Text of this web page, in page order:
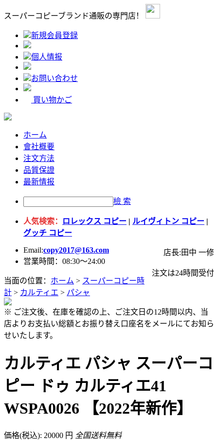
スーパーコピーブランド通販の専門店！
新規会員登録
個人情报
お問い合わせ
買い物かご
ホーム
會社概要
注文方法
品質保證
最新情报
檢 索
人気検索： ロレックス コピー | ルイヴィトン コピー |
グッチ コピー
Email:copy2017@163.com
店長:田中 一修
営業時間：08:30～24:00
注文は24時間受付
当面の位置： ホーム > スーパーコピー時
計 > カルティエ > パシャ
※ ご注文後、在庫を確認の上、ご注文日の12時間以内、当
店よりお支払い総額とお振り替え口座名をメールにてお知ら
せいたします。
カルティエ パシャ スーパーコ
ピー ドゥ カルティエ41
WSPA0026 【2022年新作】
価格(税込): 20000 円 全国送料無料